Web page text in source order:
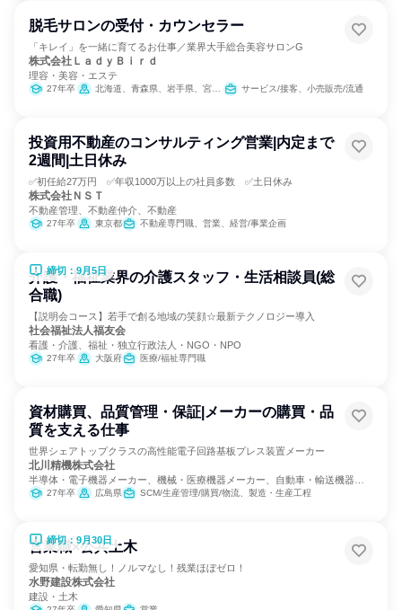
脱毛サロンの受付・カウンセラー
「キレイ」を一緒に育てるお仕事／業界大手総合美容サロンG
株式会社ＬａｄｙＢｉｒｄ
理容・美容・エステ
27年卒 北海道、青森県、岩手県、宮城県、秋田県、福島県 サービス/接客、小売販売/流通
投資用不動産のコンサルティング営業|内定まで
2週間|土日休み
✅初任給27万円 ✅年収1000万以上の社員多数 ✅土日休み
株式会社ＮＳＴ
不動産管理、不動産仲介、不動産
27年卒 東京都 不動産専門職、営業、経営/事業企画
締切：9月5日
介護・福祉業界の介護スタッフ・生活相談員(総
合職)
【説明会コース】若手で創る地域の笑顔☆最新テクノロジー導入
社会福祉法人福友会
看護・介護、福祉・独立行政法人・NGO・NPO
27年卒 大阪府 医療/福祉専門職
資材購買、品質管理・保証|メーカーの購買・品
質を支える仕事
世界シェアトップクラスの高性能電子回路基板プレス装置メーカー
北川精機株式会社
半導体・電子機器メーカー、機械・医療機器メーカー、自動車・輸送機器メ
ーカー27年卒 広島県 SCM/生産管理/購買/物流、製造・生産工程
締切：9月30日
営業職×公共土木
愛知県・転勤無し！ノルマなし！残業ほぼゼロ！
水野建設株式会社
建設・土木